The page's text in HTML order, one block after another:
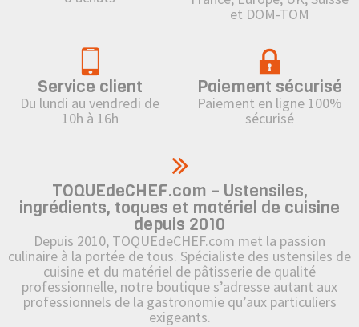
et DOM-TOM
Service client
Du lundi au vendredi de
10h à 16h
Paiement sécurisé
Paiement en ligne 100%
sécurisé
TOQUEdeCHEF.com – Ustensiles,
ingrédients, toques et matériel de cuisine
depuis 2010
Depuis 2010, TOQUEdeCHEF.com met la passion
culinaire à la portée de tous. Spécialiste des ustensiles de
cuisine et du matériel de pâtisserie de qualité
professionnelle, notre boutique s’adresse autant aux
professionnels de la gastronomie qu’aux particuliers
exigeants.